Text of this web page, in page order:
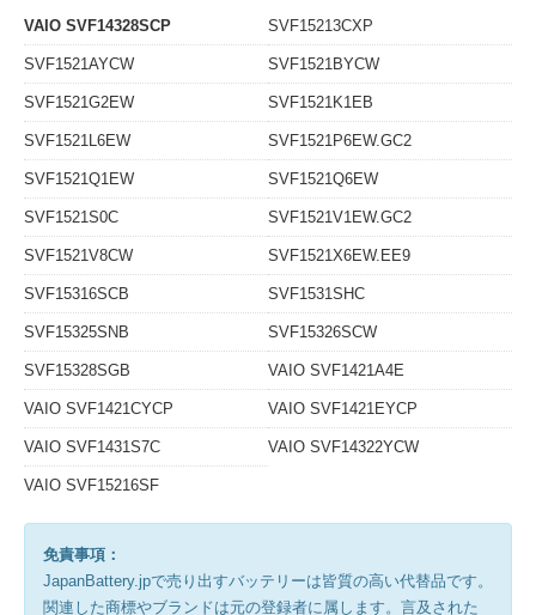
VAIO SVF14328SCP SVF15213CXP
SVF1521AYCW SVF1521BYCW
SVF1521G2EW SVF1521K1EB
SVF1521L6EW SVF1521P6EW.GC2
SVF1521Q1EW SVF1521Q6EW
SVF1521S0C SVF1521V1EW.GC2
SVF1521V8CW SVF1521X6EW.EE9
SVF15316SCB SVF1531SHC
SVF15325SNB SVF15326SCW
SVF15328SGB VAIO SVF1421A4E
VAIO SVF1421CYCP VAIO SVF1421EYCP
VAIO SVF1431S7C VAIO SVF14322YCW
VAIO SVF15216SF
免責事項：
JapanBattery.jpで売り出すバッテリーは皆質の高い代替品です。
関連した商標やブランドは元の登録者に属します。言及された